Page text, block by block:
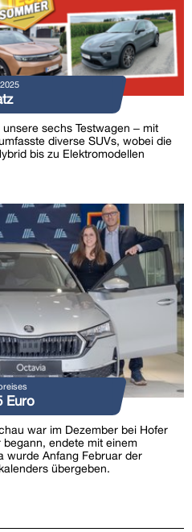
sechs Testwagen – mit
diverse SUVs, wobei die
bis zu Elektromodellen
Euro
war im Dezember bei Hofer
endete mit einem
wurde Anfang Februar der
übergeben.